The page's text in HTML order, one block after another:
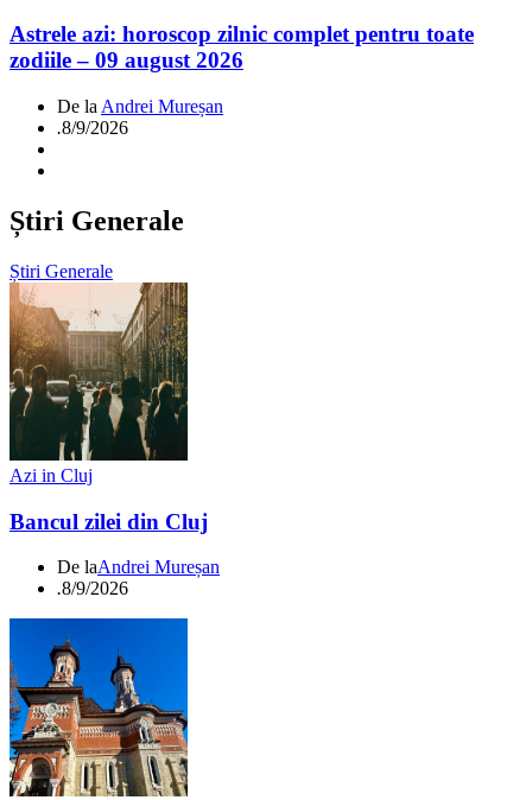
Astrele azi: horoscop zilnic complet pentru toate
zodiile – 09 august 2026
De la Andrei Mureșan
.8/9/2026
Știri Generale
Știri Generale
Azi in Cluj
Bancul zilei din Cluj
De laAndrei Mureșan
.8/9/2026